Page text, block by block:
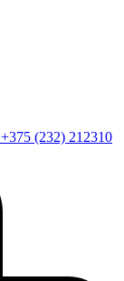
+375 (232) 212310